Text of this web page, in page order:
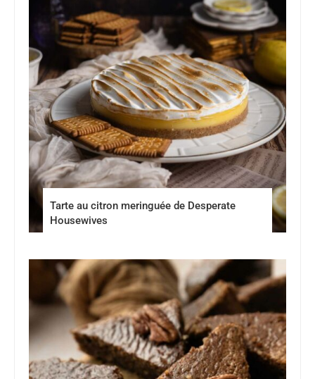
Tarte au citron meringuée de Desperate
Housewives